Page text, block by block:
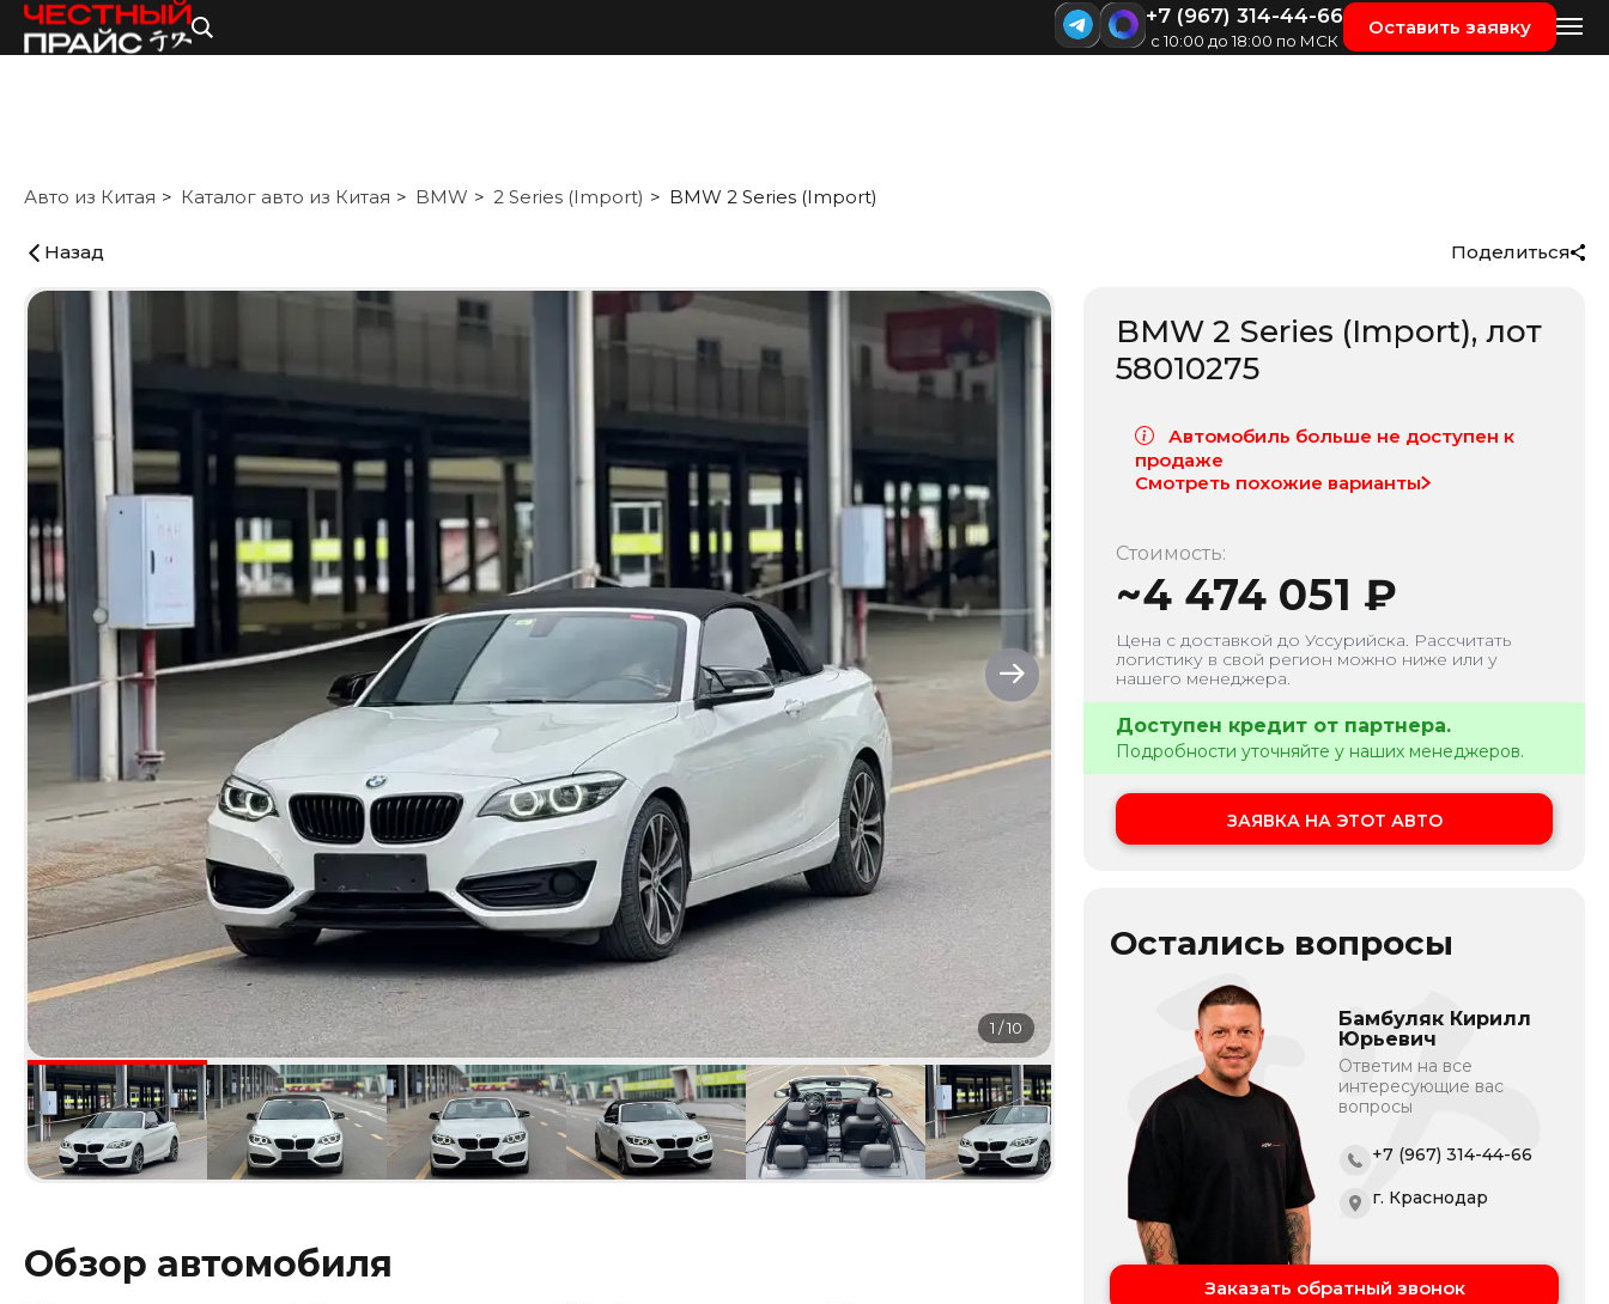
+7 (967) 314-44-66
с 10:00 до 18:00 по МСК
Оставить заявку
Авто из Китая Каталог авто из Китая BMW 2 Series (Import) BMW 2 Series (Import)
Назад Поделиться
1 /10
Обзор автомобиля
BMW 2 Series (Import), лот
58010275
Автомобиль больше не доступен к
продаже
Смотреть похожие варианты
Стоимость:
~4 474 051 ₽
Цена с доставкой до Уссурийска. Рассчитать
логистику в свой регион можно ниже или у
нашего менеджера.
Доступен кредит от партнера.
Подробности уточняйте у наших менеджеров.
ЗАЯВКА НА ЭТОТ АВТО
Остались вопросы
Бамбуляк Кирилл
Юрьевич
Ответим на все
интересующие вас
вопросы
+7 (967) 314-44-66
г. Краснодар
Заказать обратный звонок